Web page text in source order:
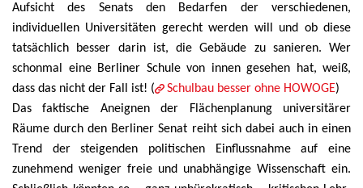
Aufsicht des Senats den Bedarfen der verschiedenen,
individuellen Universitäten gerecht werden will und ob diese
tatsächlich besser darin ist, die Gebäude zu sanieren. Wer
schonmal eine Berliner Schule von innen gesehen hat, weiß,
dass das nicht der Fall ist! (
Schulbau besser ohne HOWOGE)
Das faktische Aneignen der Flächenplanung universitärer
Räume durch den Berliner Senat reiht sich dabei auch in einen
Trend der steigenden politischen Einflussnahme auf eine
zunehmend weniger freie und unabhängige Wissenschaft ein.